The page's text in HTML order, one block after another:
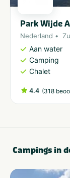
Park Wijde
Nederland
Aan water
Camping
Chalet
4.4 (318
Campings in